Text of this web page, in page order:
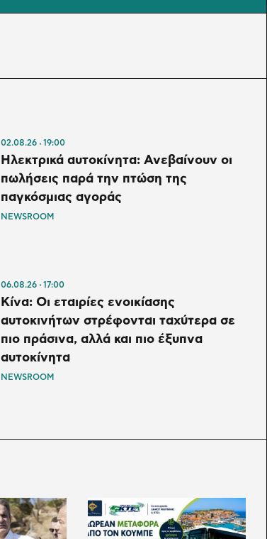
02.08.26 19:00
Ηλεκτρικά αυτοκίνητα: Ανεβαίνουν οι
πωλήσεις παρά την πτώση της
παγκόσμιας αγοράς
NEWSROOM
06.08.26 17:00
Κίνα: Οι εταιρίες ενοικίασης
αυτοκινήτων στρέφονται ταχύτερα σε
πιο πράσινα, αλλά και πιο έξυπνα
αυτοκίνητα
NEWSROOM